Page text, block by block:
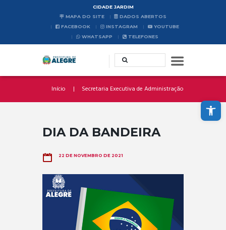
Abrir a barra de ferramentas
CIDADE JARDIM
MAPA DO SITE
DADOS ABERTOS
FACEBOOK
INSTAGRAM
YOUTUBE
WHATSAPP
TELEFONES
Início Secretaria Executiva de Administração
DIA DA BANDEIRA
22 DE NOVEMBRO DE 2021